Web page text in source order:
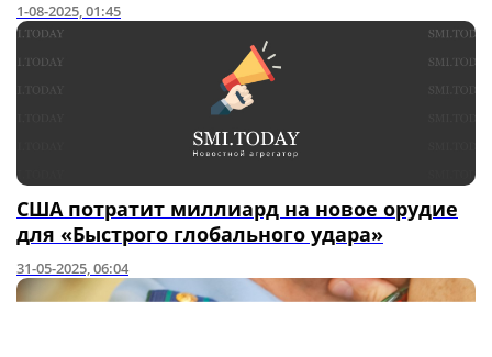
1-08-2025, 01:45
США потратит миллиард на новое орудие
для «Быстрого глобального удара»
31-05-2025, 06:04